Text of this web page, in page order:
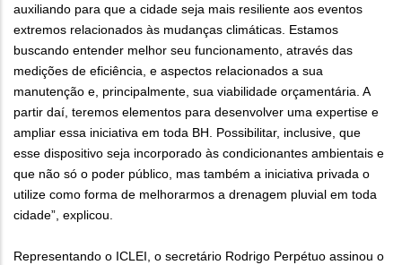
auxiliando para que a cidade seja mais resiliente aos eventos
extremos relacionados às mudanças climáticas. Estamos
buscando entender melhor seu funcionamento, através das
medições de eficiência, e aspectos relacionados a sua
manutenção e, principalmente, sua viabilidade orçamentária. A
partir daí, teremos elementos para desenvolver uma expertise e
ampliar essa iniciativa em toda BH. Possibilitar, inclusive, que
esse dispositivo seja incorporado às condicionantes ambientais e
que não só o poder público, mas também a iniciativa privada o
utilize como forma de melhorarmos a drenagem pluvial em toda
cidade”, explicou.
Representando o ICLEI, o secretário Rodrigo Perpétuo assinou o